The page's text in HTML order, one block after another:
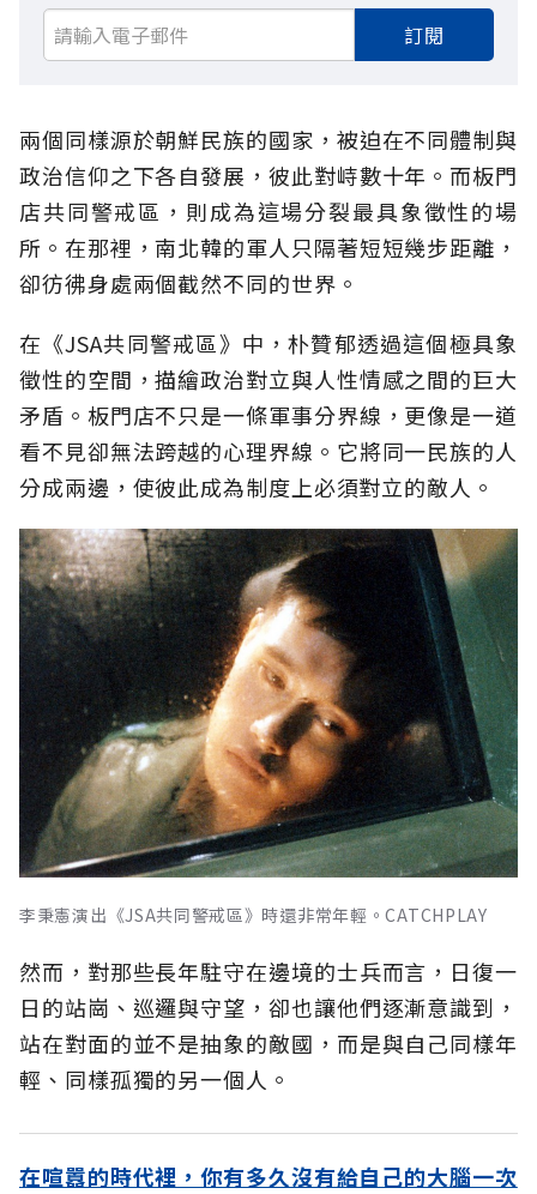
訂閱
兩個同樣源於朝鮮民族的國家，被迫在不同體制與
政治信仰之下各自發展，彼此對峙數十年。而板門
店共同警戒區，則成為這場分裂最具象徵性的場
所。在那裡，南北韓的軍人只隔著短短幾步距離，
卻彷彿身處兩個截然不同的世界。
在《JSA共同警戒區》中，朴贊郁透過這個極具象
徵性的空間，描繪政治對立與人性情感之間的巨大
矛盾。板門店不只是一條軍事分界線，更像是一道
看不見卻無法跨越的心理界線。它將同一民族的人
分成兩邊，使彼此成為制度上必須對立的敵人。
李秉憲演出《JSA共同警戒區》時還非常年輕。CATCHPLAY
然而，對那些長年駐守在邊境的士兵而言，日復一
日的站崗、巡邏與守望，卻也讓他們逐漸意識到，
站在對面的並不是抽象的敵國，而是與自己同樣年
輕、同樣孤獨的另一個人。
在喧囂的時代裡，你有多久沒有給自己的大腦一次